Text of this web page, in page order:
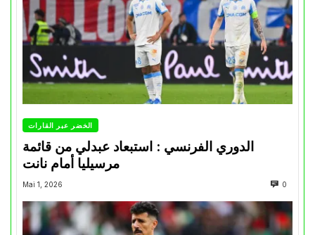
الخضر عبر القارات
الدوري الفرنسي : استبعاد عبدلي من قائمة
مرسيليا أمام نانت
Mai 1, 2026 0